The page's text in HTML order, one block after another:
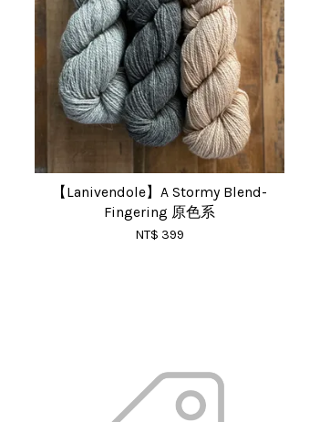
【Lanivendole】A Stormy Blend-
Fingering 原色系
NT$ 399